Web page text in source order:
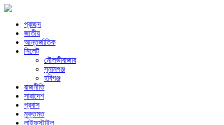
প্রচ্ছদ
জাতীয়
আন্তর্জাতিক
সিলেট
মৌলভীবাজার
সুনামগঞ্জ
হবিগঞ্জ
রাজনীতি
সারাদেশ
প্রবাস
মুক্তমত
লাইফস্টাইল